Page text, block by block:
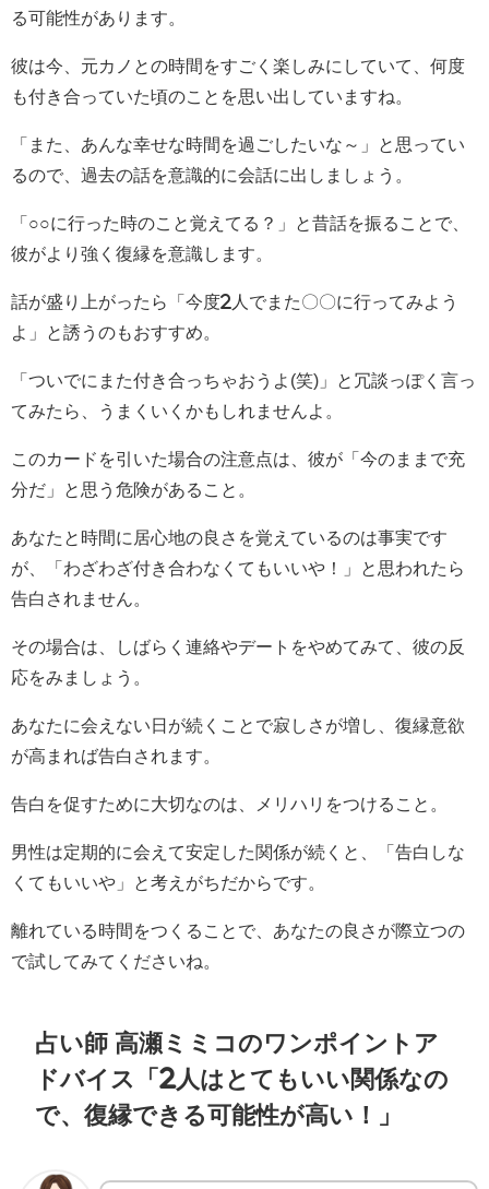
る可能性があります。
彼は今、元カノとの時間をすごく楽しみにしていて、何度
も付き合っていた頃のことを思い出していますね。
「また、あんな幸せな時間を過ごしたいな～」と思ってい
るので、過去の話を意識的に会話に出しましょう。
「○○に行った時のこと覚えてる？」と昔話を振ることで、
彼がより強く復縁を意識します。
話が盛り上がったら「今度2人でまた〇〇に行ってみよう
よ」と誘うのもおすすめ。
「ついでにまた付き合っちゃおうよ(笑)」と冗談っぽく言っ
てみたら、うまくいくかもしれませんよ。
このカードを引いた場合の注意点は、彼が「今のままで充
分だ」と思う危険があること。
あなたと時間に居心地の良さを覚えているのは事実です
が、「わざわざ付き合わなくてもいいや！」と思われたら
告白されません。
その場合は、しばらく連絡やデートをやめてみて、彼の反
応をみましょう。
あなたに会えない日が続くことで寂しさが増し、復縁意欲
が高まれば告白されます。
告白を促すために大切なのは、メリハリをつけること。
男性は定期的に会えて安定した関係が続くと、「告白しな
くてもいいや」と考えがちだからです。
離れている時間をつくることで、あなたの良さが際立つの
で試してみてくださいね。
占い師 高瀬ミミコのワンポイントア
ドバイス「2人はとてもいい関係なの
で、復縁できる可能性が高い！」